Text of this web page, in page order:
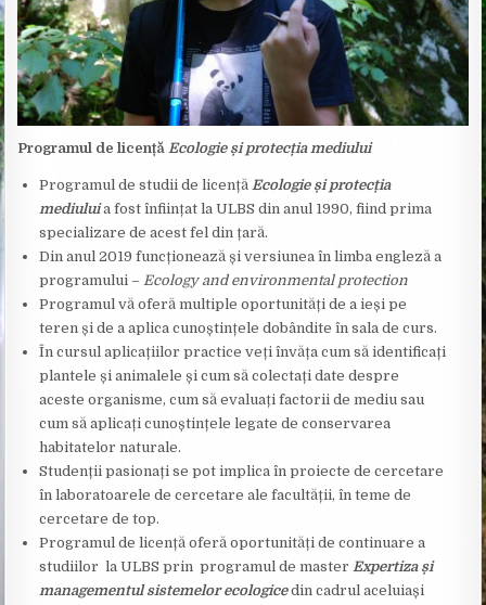
Programul de licențăEcologie și protecția mediului
Programul de studii de licențăEcologie și protecția
mediuluia fost înființat la ULBS din anul 1990, fiind prima
specializare de acest fel din țară.
Din anul 2019 funcționează și versiunea în limba engleză a
programului –Ecology and environmental protection
Programul vă oferă multiple oportunități de a ieși pe
teren și de a aplica cunoștințele dobândite în sala de curs.
În cursul aplicațiilor practice veți învăța cum să identificați
plantele și animalele și cum să colectați date despre
aceste organisme, cum să evaluați factorii de mediu sau
cum să aplicați cunoștințele legate de conservarea
habitatelor naturale.
Studenții pasionați se pot implica în proiecte de cercetare
în laboratoarele de cercetare ale facultății, în teme de
cercetare de top.
Programul de licență oferă oportunități de continuare a
studiilor la ULBS prin programul de masterExpertiza și
managementul sistemelor ecologicedin cadrul aceluiași